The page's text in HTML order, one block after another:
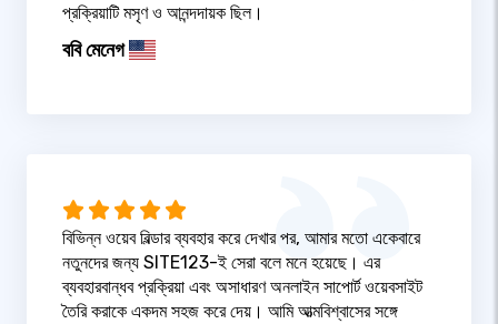
প্রক্রিয়াটি মসৃণ ও আনন্দদায়ক ছিল।
ববি মেনেগ
বিভিন্ন ওয়েব বিল্ডার ব্যবহার করে দেখার পর, আমার মতো একেবারে
নতুনদের জন্য SITE123-ই সেরা বলে মনে হয়েছে। এর
ব্যবহারবান্ধব প্রক্রিয়া এবং অসাধারণ অনলাইন সাপোর্ট ওয়েবসাইট
তৈরি করাকে একদম সহজ করে দেয়। আমি আত্মবিশ্বাসের সঙ্গে